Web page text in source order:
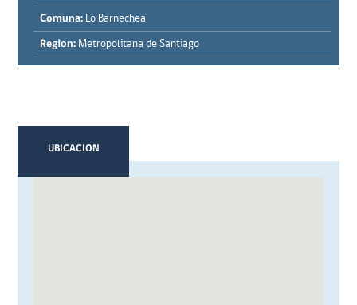
Comuna: Lo Barnechea
Region: Metropolitana de Santiago
UBICACION